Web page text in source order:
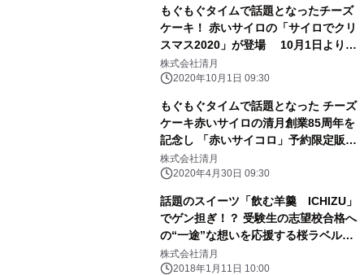
もぐもぐタイムで話題となったチーズ
ケーキ！ 赤いサイロの「サイロでクリ
スマス2020」が登場 10月1日より予
約受付開始！！
株式会社清月
2020年10月1日 09:30
もぐもぐタイムで話題となった チーズ
ケーキ赤いサイロの清月創業85周年を
記念し 「赤いサイコロ」予約限定販売
いたします！！
株式会社清月
2020年4月30日 09:30
話題のスイーツ「飲む羊羹 ICHIZU」
でゲン担ぎ！？ 受験生の志望校合格へ
の“一途”な想いを応援する桜ラベル登
場
株式会社清月
2018年1月11日 10:00